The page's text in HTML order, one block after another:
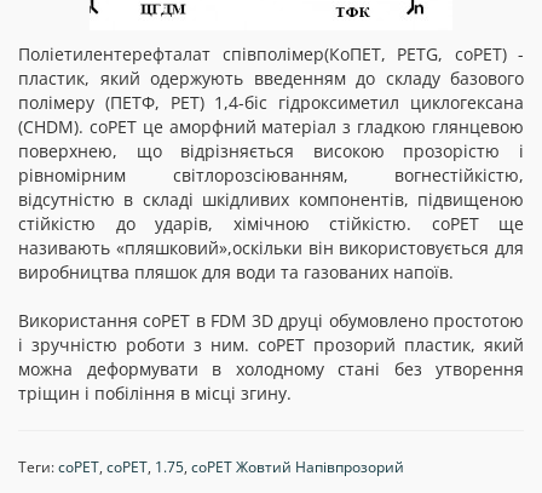
Поліетилентерефталат співполімер(КоПЕТ, PETG, coPET) -
пластик, який одержують введенням до складу базового
полімеру (ПЕТФ, PET) 1,4-біс гідроксиметил циклогексана
(CHDM). coPET це аморфний матеріал з гладкою глянцевою
поверхнею, що відрізняється високою прозорістю і
рівномірним світлорозсіюванням, вогнестійкістю,
відсутністю в складі шкідливих компонентів, підвищеною
стійкістю до ударів, хімічною стійкістю. coPET ще
називають «пляшковий»,оскільки він використовується для
виробництва пляшок для води та газованих напоїв.
Використання coPET в FDM 3D друці обумовлено простотою
і зручністю роботи з ним. coPET прозорий пластик, який
можна деформувати в холодному стані без утворення
тріщин і побіління в місці згину.
Теги:соРЕТ, coPET, 1.75, coPET Жовтий Напівпрозорий